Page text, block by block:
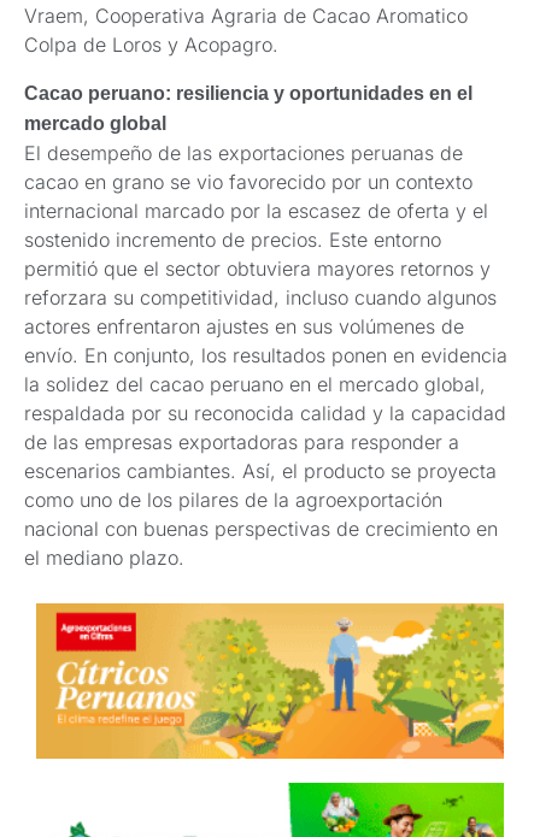
Vraem, Cooperativa Agraria de Cacao Aromatico
Colpa de Loros y Acopagro.
Cacao peruano: resiliencia y oportunidades en el
mercado global
El desempeño de las exportaciones peruanas de
cacao en grano se vio favorecido por un contexto
internacional marcado por la escasez de oferta y el
sostenido incremento de precios. Este entorno
permitió que el sector obtuviera mayores retornos y
reforzara su competitividad, incluso cuando algunos
actores enfrentaron ajustes en sus volúmenes de
envío. En conjunto, los resultados ponen en evidencia
la solidez del cacao peruano en el mercado global,
respaldada por su reconocida calidad y la capacidad
de las empresas exportadoras para responder a
escenarios cambiantes. Así, el producto se proyecta
como uno de los pilares de la agroexportación
nacional con buenas perspectivas de crecimiento en
el mediano plazo.